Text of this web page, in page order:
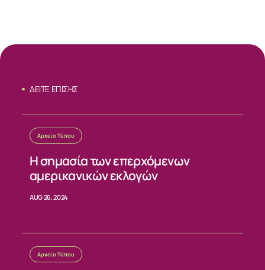
ΝΕΑ
ΕΠΙΚΟΙΝΩΝΙΑ
ΔΕΙΤΕ ΕΠΙΣΗΣ
Αρχείο Τύπου
Η σημασία των επερχόμενων
αμερικανικών εκλογών
AUG 26, 2024
Αρχείο Τύπου